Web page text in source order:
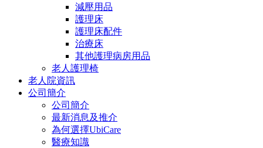
減壓用品
護理床
護理床配件
治療床
其他護理病房用品
老人護理椅
老人院資訊
公司簡介
公司簡介
最新消息及推介
為何選擇UbiCare
醫療知識